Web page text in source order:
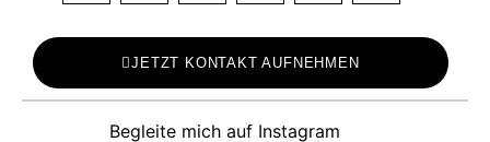
JETZT KONTAKT AUFNEHMEN